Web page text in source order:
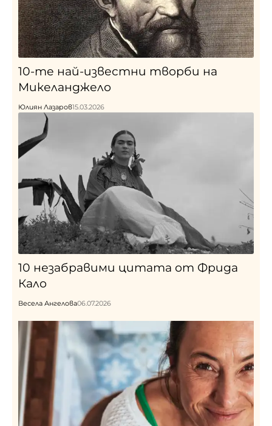
10-те най-известни творби на
Микеланджело
Юлиян Лазаров15.03.2026
10 незабравими цитата от Фрида
Кало
Весела Ангелова06.07.2026